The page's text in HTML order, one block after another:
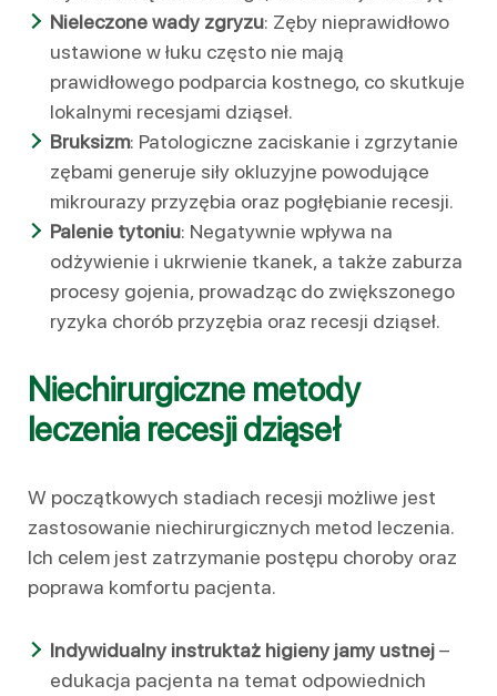
Nieleczone wady zgryzu: Zęby nieprawidłowo
ustawione w łuku często nie mają
prawidłowego podparcia kostnego, co skutkuje
lokalnymi recesjami dziąseł.
Bruksizm: Patologiczne zaciskanie i zgrzytanie
zębami generuje siły okluzyjne powodujące
mikrourazy przyzębia oraz pogłębianie recesji.
Palenie tytoniu: Negatywnie wpływa na
odżywienie i ukrwienie tkanek, a także zaburza
procesy gojenia, prowadząc do zwiększonego
ryzyka chorób przyzębia oraz recesji dziąseł.
Niechirurgiczne metody
leczenia recesji dziąseł
W początkowych stadiach recesji możliwe jest
zastosowanie niechirurgicznych metod leczenia.
Ich celem jest zatrzymanie postępu choroby oraz
poprawa komfortu pacjenta.
Indywidualny instruktaż higieny jamy ustnej–
edukacja pacjenta na temat odpowiednich